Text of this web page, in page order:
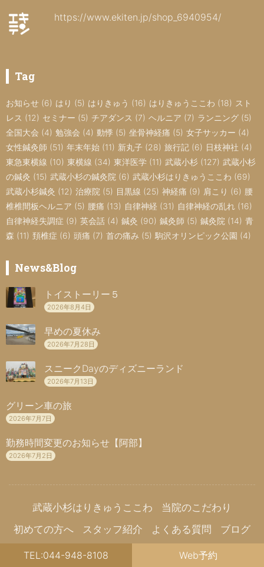
TEL:044-948-8108 Web予約
https://www.ekiten.jp/shop_6940954/
Tag
お知らせ (6) はり (5) はりきゅう (16) はりきゅうここわ (18) スト
レス (12) セミナー (5) チアダンス (7) ヘルニア (7) ランニング (5)
全国大会 (4) 勉強会 (4) 動悸 (5) 坐骨神経痛 (5) 女子サッカー (4)
女性鍼灸師 (51) 年末年始 (11) 新丸子 (28) 旅行記 (6) 日枝神社 (4)
東急東横線 (10) 東横線 (34) 東洋医学 (11) 武蔵小杉 (127) 武蔵小杉
の鍼灸 (15) 武蔵小杉の鍼灸院 (6) 武蔵小杉はりきゅうここわ (69)
武蔵小杉鍼灸 (12) 治療院 (5) 目黒線 (25) 神経痛 (9) 肩こり (6) 腰
椎椎間板ヘルニア (5) 腰痛 (13) 自律神経 (31) 自律神経の乱れ (16)
自律神経失調症 (9) 英会話 (4) 鍼灸 (90) 鍼灸師 (5) 鍼灸院 (14) 青
森 (11) 頚椎症 (6) 頭痛 (7) 首の痛み (5) 駒沢オリンピック公園 (4)
News&Blog
トイストーリー５
2026年8月4日
早めの夏休み
2026年7月28日
スニークDayのディズニーランド
2026年7月13日
グリーン車の旅
2026年7月7日
勤務時間変更のお知らせ【阿部】
2026年7月2日
武蔵小杉はりきゅうここわ
当院のこだわり
初めての方へ
スタッフ紹介 よくある質問
ブログ
治療院案内
お問い合わせ
キャンセルポリシー